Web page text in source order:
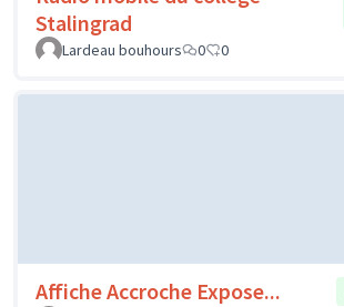
Stalingrad
Lardeau bouhours
0 0
Affiche Accroche Expose...